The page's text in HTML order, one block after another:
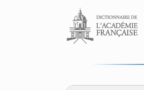
Aller au contenu